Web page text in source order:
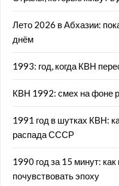
Лето 2026 в Абхазии:
днём
1993: год, когда КВН
КВН 1992: смех на фоне
1991 год в шутках КВН:
распада СССР
1990 год за 15 минут:
почувствовать эпоху